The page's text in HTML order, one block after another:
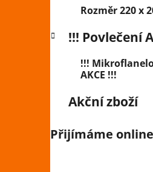
Rozměr 220 x
!!! Povlečení
!!!
AKCE !!!
Akční zboží
Přijímáme